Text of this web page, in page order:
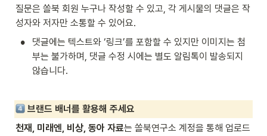
질문은 쏠북 회원 누구나 작성할 수 있고, 각 게시물의 댓글은 작
성자와 저자만 소통할 수 있어요.
•
댓글에는 텍스트와 ‘링크’를 포함할 수 있지만 이미지는 첨
부는 불가하며, 댓글 수정 시에는 별도 알림톡이 발송되지
않습니다.
브랜드 배너를 활용해 주세요
천재, 미래엔, 비상, 동아 자료는 쏠북연구소 계정을 통해 업로드